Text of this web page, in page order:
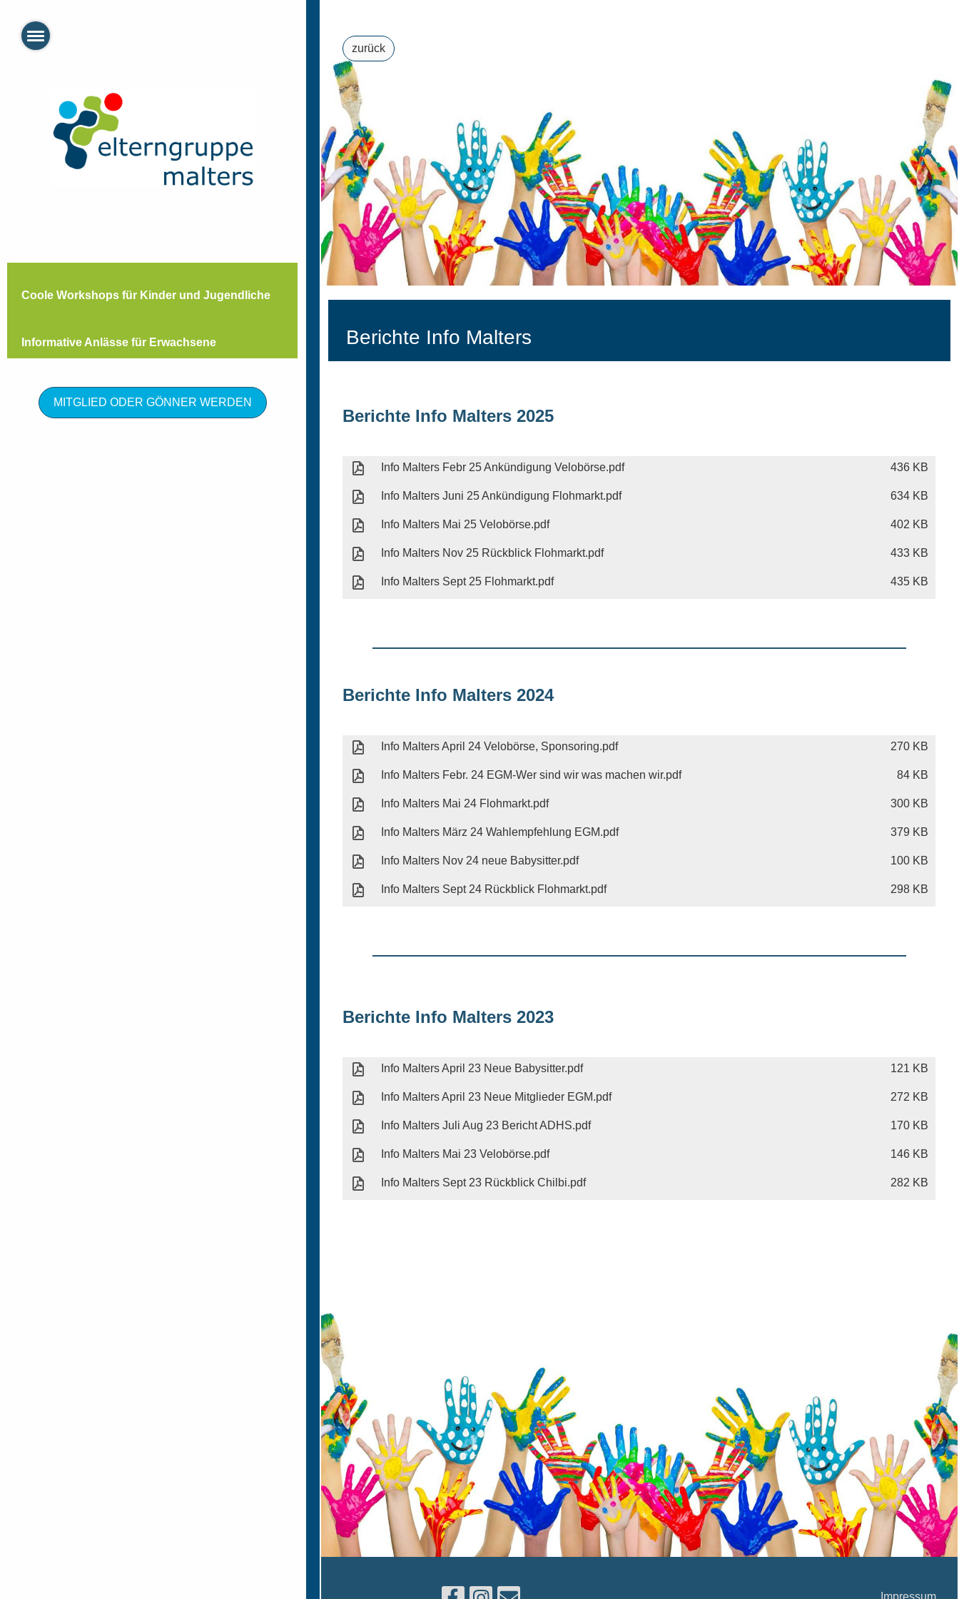
Coole Workshops für Kinder und Jugendliche
Informative Anlässe für Erwachsene
MITGLIED ODER GÖNNER WERDEN
zurück
Berichte Info Malters
Berichte Info Malters 2025
Info Malters Febr 25 Ankündigung Velobörse.pdf 436 KB
Info Malters Juni 25 Ankündigung Flohmarkt.pdf 634 KB
Info Malters Mai 25 Velobörse.pdf 402 KB
Info Malters Nov 25 Rückblick Flohmarkt.pdf 433 KB
Info Malters Sept 25 Flohmarkt.pdf 435 KB
Berichte Info Malters 2024
Info Malters April 24 Velobörse, Sponsoring.pdf 270 KB
Info Malters Febr. 24 EGM-Wer sind wir was machen wir.pdf 84 KB
Info Malters Mai 24 Flohmarkt.pdf 300 KB
Info Malters März 24 Wahlempfehlung EGM.pdf 379 KB
Info Malters Nov 24 neue Babysitter.pdf 100 KB
Info Malters Sept 24 Rückblick Flohmarkt.pdf 298 KB
Berichte Info Malters 2023
Info Malters April 23 Neue Babysitter.pdf 121 KB
Info Malters April 23 Neue Mitglieder EGM.pdf 272 KB
Info Malters Juli Aug 23 Bericht ADHS.pdf 170 KB
Info Malters Mai 23 Velobörse.pdf 146 KB
Info Malters Sept 23 Rückblick Chilbi.pdf 282 KB
Impressum